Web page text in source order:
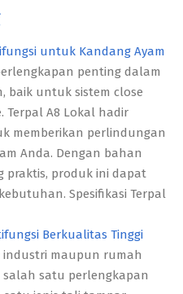
untuk Kandang Ayam
penting dalam
baik untuk sistem close
Terpal A8 Lokal hadir
memberikan perlindungan
Anda. Dengan bahan
praktis, produk ini dapat
Spesifikasi Terpal
Berkualitas Tinggi
maupun rumah
satu perlengkapan